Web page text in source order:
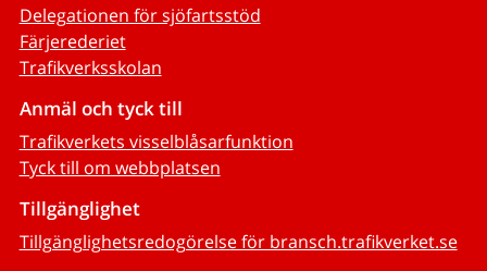
Delegationen för sjöfartsstöd
Färjerederiet
Trafikverksskolan
Anmäl och tyck till
Trafikverkets visselblåsarfunktion
Tyck till om webbplatsen
Tillgänglighet
Tillgänglighetsredogörelse för bransch.trafikverket.se